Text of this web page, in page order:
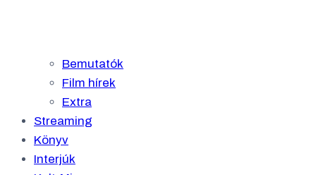
Bemutatók
Film hírek
Extra
Streaming
Könyv
Interjúk